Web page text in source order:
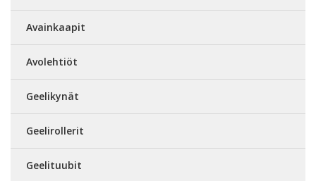
Avainkaapit
Avolehtiöt
Geelikynät
Geelirollerit
Geelituubit